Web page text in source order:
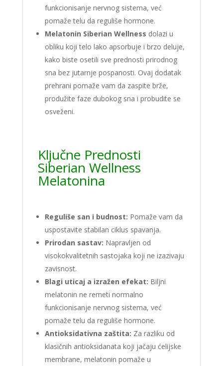
funkcionisanje nervnog sistema, već
pomaže telu da reguliše hormone.
Melatonin Siberian Wellness dolazi u
obliku koji telo lako apsorbuje i brzo deluje,
kako biste osetili sve prednosti prirodnog
sna bez jutarnje pospanosti. Ovaj dodatak
prehrani pomaže vam da zaspite brže,
produžite faze dubokog sna i probudite se
osveženi.
Ključne Prednosti
Siberian Wellness
Melatonina
Reguliše san i budnost: Pomaže vam da
uspostavite stabilan ciklus spavanja.
Prirodan sastav: Napravljen od
visokokvalitetnih sastojaka koji ne izazivaju
zavisnost.
Blagi uticaj a izražen efekat: Biljni
melatonin ne remeti normalno
funkcionisanje nervnog sistema, već
pomaže telu da reguliše hormone.
Antioksidativna zaštita: Za razliku od
klasičnih antioksidanata koji jačaju ćelijske
membrane, melatonin pomaže u